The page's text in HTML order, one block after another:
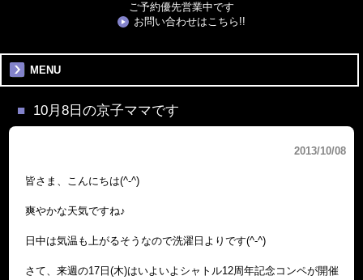
ご予約優先営業中です
お問い合わせはこちら!!
MENU
10月8日の京子ママです
2013/10/08
皆さま、こんにちは(^-^)
爽やかな天気ですね♪
日中は気温も上がるそうなので洗濯日よりです(^-^)
さて、来週の17日(木)はいよいよシャトル12周年記念コンペが開催